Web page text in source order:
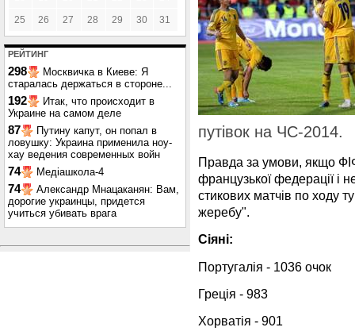
25 26 27 28 29 30 31
РЕЙТИНГ
298
Москвичка в Киеве: Я
старалась держаться в стороне...
192
Итак, что происходит в
Украине на самом деле
87
Путину капут, он попал в
ловушку: Украина применила ноу-
хау ведения современных войн
74 Медіашкола-4
74
Александр Мнацаканян: Вам,
дорогие украинцы, придется
учиться убивать врага
путівок на ЧС-2014.
Правда за умови, якщо
французької федерації і
стикових матчів по ходу
жеребу".
Сіяні:
Португалія - 1036 очок
Греція - 983
Хорватія - 901